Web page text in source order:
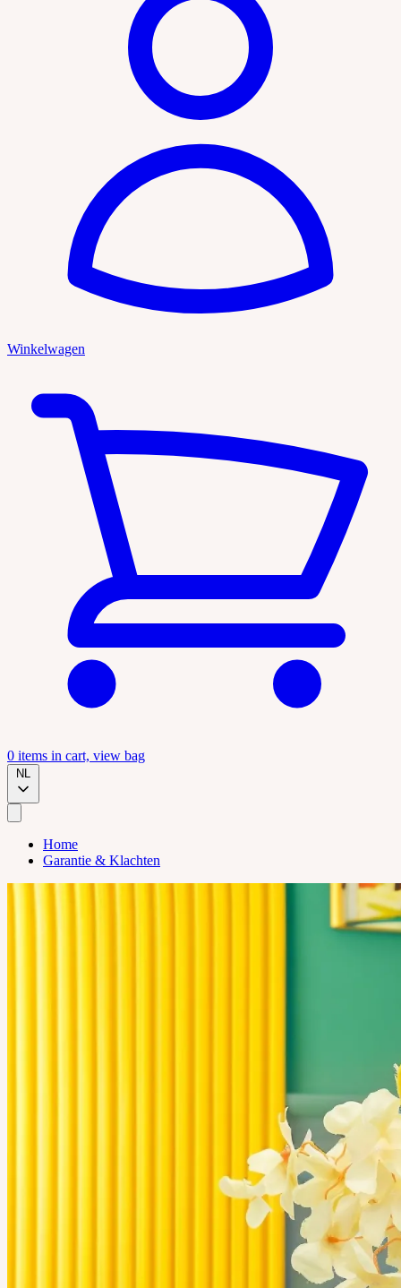
Winkelwagen
0 items in cart, view bag
NL
Home
Garantie & Klachten